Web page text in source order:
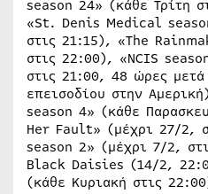
season 24» (κάθε Τρίτη
«St. Denis Medical
στις 21:15​), «The
στις 22:00), «NCIS
στις 21:00, 48 ώρες
επεισοδίου στην
season 4» (κάθε
Her Fault» (μέχρι 27/2,
season 2» (μέχρι 7/2,
Black Daisies (14/2,
(κάθε Κυριακή στις